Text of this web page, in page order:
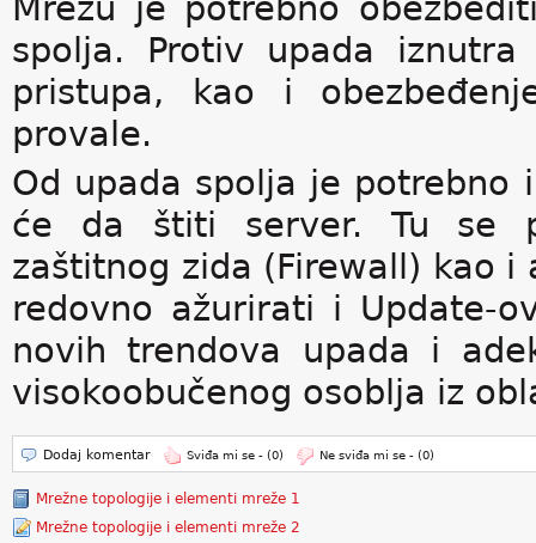
Mrežu je potrebno
spolja. Protiv upada
pristupa, kao i
provale.
Od upada spolja je
će da štiti server. Tu se
zaštitnog zida (Firewall) kao
redovno ažurirati i Update-
novih trendova upada i
visokoobučenog osoblja iz
Dodaj komentar Sviđa mi se - (0) Ne sviđa mi se - (0)
Mrežne topologije i elementi mreže 1
Mrežne topologije i elementi mreže 2